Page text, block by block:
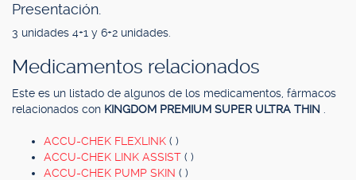
Presentación.
3 unidades 4+1 y 6+2 unidades.
Medicamentos relacionados
Este es un listado de algunos de los medicamentos, fármacos
relacionados con KINGDOM PREMIUM SUPER ULTRA THIN
ACCU-CHEK FLEXLINK ( )
ACCU-CHEK LINK ASSIST ( )
ACCU-CHEK PUMP SKIN ( )